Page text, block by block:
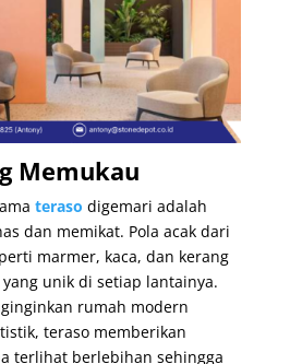
Memukau
teraso digemari adalah
dan memikat. Pola acak dari
marmer, kaca, dan kerang
unik di setiap lantainya.
rumah modern
teraso memberikan
terlihat berlebihan sehingga